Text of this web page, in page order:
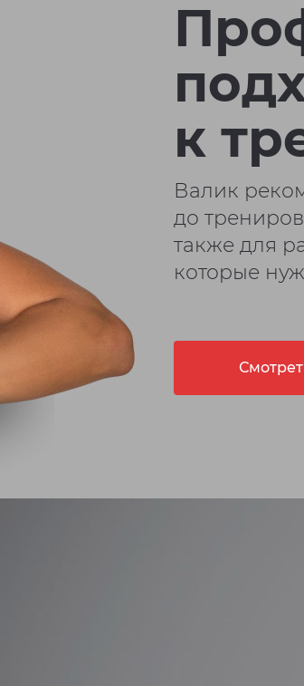
к
Валик
до
также для
которые